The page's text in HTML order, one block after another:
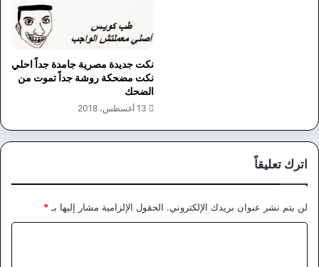
نكت جديدة مصرية جامدة جداً احلي
نكت مضحكة روشة جداً تموت من
الضحك
13 أغسطس، 2018
اترك تعليقاً
لن يتم نشر عنوان بريدك الإلكتروني. الحقول الإلزامية مشار إليها بـ *